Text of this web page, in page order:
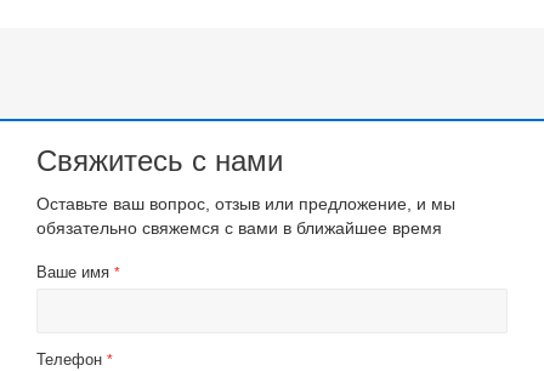
Свяжитесь с нами
Оставьте ваш вопрос, отзыв или предложение, и мы
обязательно свяжемся с вами в ближайшее время
Ваше имя *
Телефон *